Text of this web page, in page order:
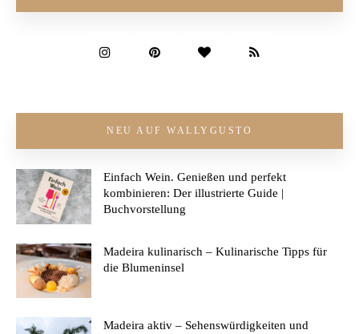
NEU AUF WALLYGUSTO
Einfach Wein. Genießen und perfekt
kombinieren: Der illustrierte Guide |
Buchvorstellung
Madeira kulinarisch – Kulinarische Tipps für
die Blumeninsel
Madeira aktiv – Sehenswürdigkeiten und